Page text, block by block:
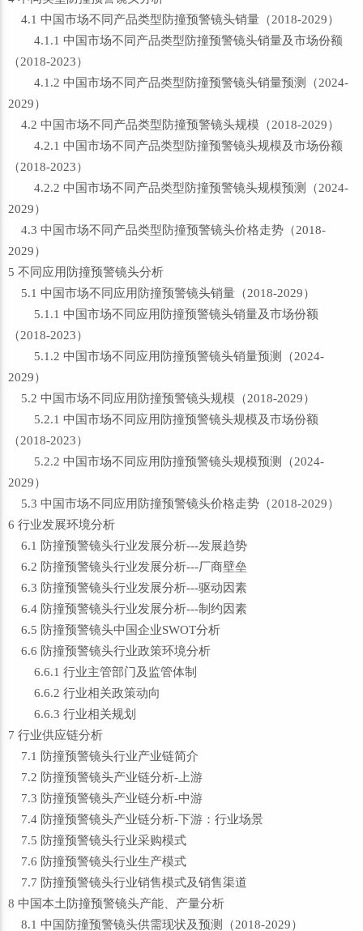
4.1 中国市场不同产品类型防撞预警镜头销量（2018-2029）
4.1.1 中国市场不同产品类型防撞预警镜头销量及市场份额
（2018-2023）
4.1.2 中国市场不同产品类型防撞预警镜头销量预测（2024-
2029）
4.2 中国市场不同产品类型防撞预警镜头规模（2018-2029）
4.2.1 中国市场不同产品类型防撞预警镜头规模及市场份额
（2018-2023）
4.2.2 中国市场不同产品类型防撞预警镜头规模预测（2024-
2029）
4.3 中国市场不同产品类型防撞预警镜头价格走势（2018-
2029）
5 不同应用防撞预警镜头分析
5.1 中国市场不同应用防撞预警镜头销量（2018-2029）
5.1.1 中国市场不同应用防撞预警镜头销量及市场份额
（2018-2023）
5.1.2 中国市场不同应用防撞预警镜头销量预测（2024-
2029）
5.2 中国市场不同应用防撞预警镜头规模（2018-2029）
5.2.1 中国市场不同应用防撞预警镜头规模及市场份额
（2018-2023）
5.2.2 中国市场不同应用防撞预警镜头规模预测（2024-
2029）
5.3 中国市场不同应用防撞预警镜头价格走势（2018-2029）
6 行业发展环境分析
6.1 防撞预警镜头行业发展分析---发展趋势
6.2 防撞预警镜头行业发展分析---厂商壁垒
6.3 防撞预警镜头行业发展分析---驱动因素
6.4 防撞预警镜头行业发展分析---制约因素
6.5 防撞预警镜头中国企业SWOT分析
6.6 防撞预警镜头行业政策环境分析
6.6.1 行业主管部门及监管体制
6.6.2 行业相关政策动向
6.6.3 行业相关规划
7 行业供应链分析
7.1 防撞预警镜头行业产业链简介
7.2 防撞预警镜头产业链分析-上游
7.3 防撞预警镜头产业链分析-中游
7.4 防撞预警镜头产业链分析-下游：行业场景
7.5 防撞预警镜头行业采购模式
7.6 防撞预警镜头行业生产模式
7.7 防撞预警镜头行业销售模式及销售渠道
8 中国本土防撞预警镜头产能、产量分析
8.1 中国防撞预警镜头供需现状及预测（2018-2029）